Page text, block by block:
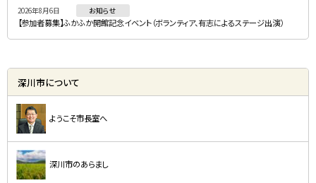
2026年8月6日 お知らせ
【参加者募集】ふかふか開館記念イベント（ボランティア、有志によるステージ出演）
深川市について
ようこそ市長室へ
深川市のあらまし